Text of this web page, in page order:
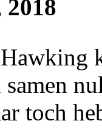
2018
samen
toch